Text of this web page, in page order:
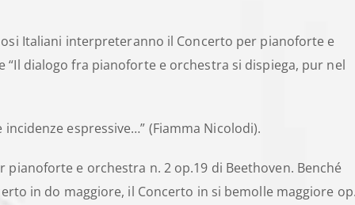
Italiani interpreteranno il Concerto per pianoforte e
dialogo fra pianoforte e orchestra si dispiega, pur nel
espressive…” (Fiamma Nicolodi).
e orchestra n. 2 op.19 di Beethoven. Benché
in do maggiore, il Concerto in si bemolle maggiore